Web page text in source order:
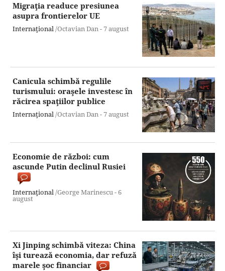
Migraţia readuce presiunea
asupra frontierelor UE
Internaţional/Octavian Dan -7 august
Canicula schimbă regulile
turismului: oraşele investesc în
răcirea spaţiilor publice
Internaţional/Octavian Dan -7 august
Economie de război: cum
ascunde Putin declinul Rusiei
Internaţional/George Marinescu -6
august
Xi Jinping schimbă viteza: China
îşi turează economia, dar refuză
marele şoc financiar